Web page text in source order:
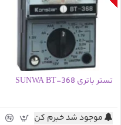
تستر باتری SUNWA BT-368
موجود شد خبرم کن